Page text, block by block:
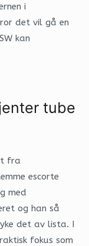
i
det vil gå en
kan
tube
fra
escorte
med
og han så
det av lista. I
fokus som